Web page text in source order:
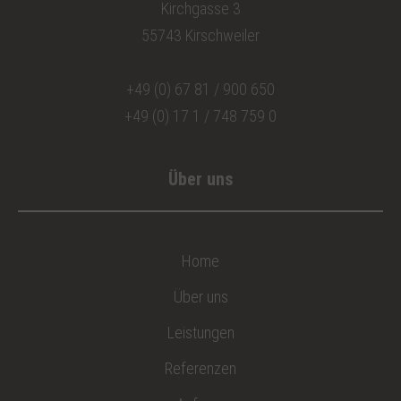
Kirchgasse 3
55743 Kirschweiler
+49 (0) 67 81 / 900 650
+49 (0) 17 1 / 748 759 0
Über uns
Home
Über uns
Leistungen
Referenzen